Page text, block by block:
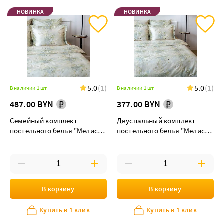
НОВИНКА
В наличии 1 шт 5.0(1)
487.00 BYN
Семейный комплект
постельного белья "Мелисса
В корзину
Купить в 1 клик
НОВИНКА
В наличии 1 шт 5.0(1)
377.00 BYN
Двуспальный комплект
постельного белья "Мелисса
В корзину
Купить в 1 клик